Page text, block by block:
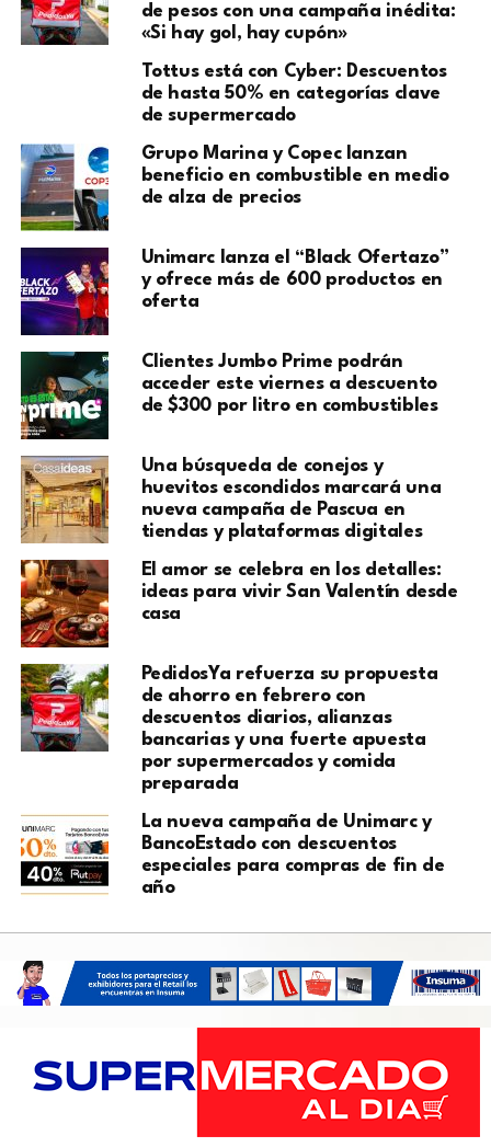
de pesos con una campaña inédita:
«Si hay gol, hay cupón»
Tottus está con Cyber: Descuentos
de hasta 50% en categorías clave
de supermercado
Grupo Marina y Copec lanzan
beneficio en combustible en medio
de alza de precios
Unimarc lanza el “Black Ofertazo”
y ofrece más de 600 productos en
oferta
Clientes Jumbo Prime podrán
acceder este viernes a descuento
de $300 por litro en combustibles
Una búsqueda de conejos y
huevitos escondidos marcará una
nueva campaña de Pascua en
tiendas y plataformas digitales
El amor se celebra en los detalles:
ideas para vivir San Valentín desde
casa
PedidosYa refuerza su propuesta
de ahorro en febrero con
descuentos diarios, alianzas
bancarias y una fuerte apuesta
por supermercados y comida
preparada
La nueva campaña de Unimarc y
BancoEstado con descuentos
especiales para compras de fin de
año